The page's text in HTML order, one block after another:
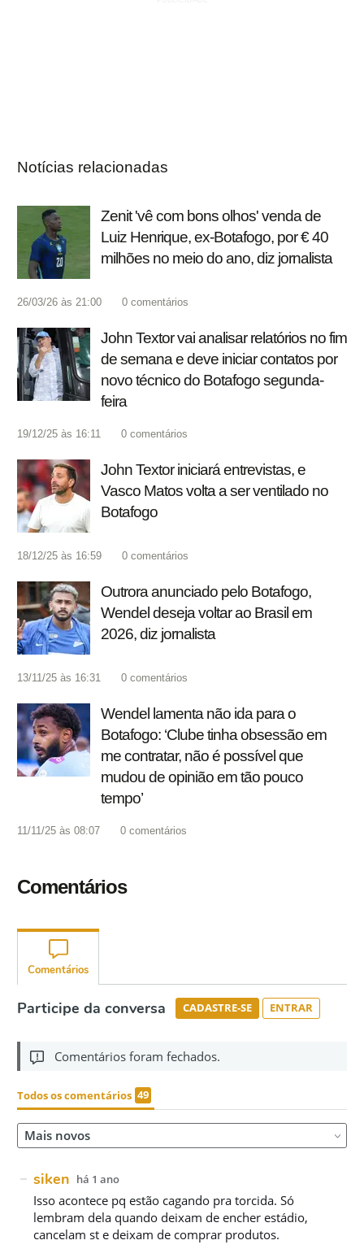
Notícias relacionadas
Zenit 'vê com bons olhos' venda de
Luiz Henrique, ex-Botafogo, por € 40
milhões no meio do ano, diz jornalista
26/03/26 às 21:00 0 comentários
John Textor vai analisar relatórios no fim
de semana e deve iniciar contatos por
novo técnico do Botafogo segunda-
feira
19/12/25 às 16:11 0 comentários
John Textor iniciará entrevistas, e
Vasco Matos volta a ser ventilado no
Botafogo
18/12/25 às 16:59 0 comentários
Outrora anunciado pelo Botafogo,
Wendel deseja voltar ao Brasil em
2026, diz jornalista
13/11/25 às 16:31 0 comentários
Wendel lamenta não ida para o
Botafogo: ‘Clube tinha obsessão em
me contratar, não é possível que
mudou de opinião em tão pouco
tempo’
11/11/25 às 08:07 0 comentários
Comentários